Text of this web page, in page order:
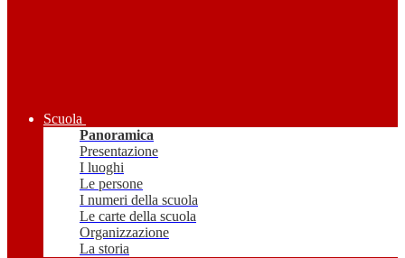
Scuola
Panoramica
Presentazione
I luoghi
Le persone
I numeri della scuola
Le carte della scuola
Organizzazione
La storia